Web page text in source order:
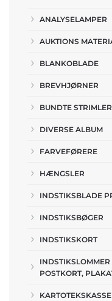
ANALYSELAMPER
AUKTIONS
BLANKOBLADE
BREVHJØRNER
BUNDTE
DIVERSE ALBUM
FARVEFØRERE
HÆNGSLER
INDSTIKSBLADE
INDSTIKSBØGER
INDSTIKSKORT
INDSTIKSLOMMER
POSTKORT,